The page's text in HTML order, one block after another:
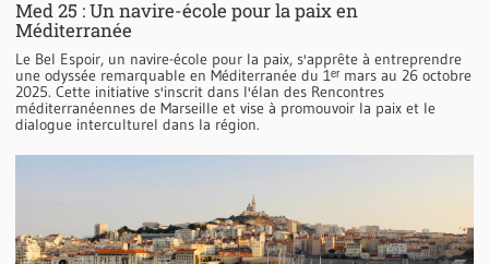
Med 25 : Un navire-école pour la paix en
Méditerranée
Le Bel Espoir, un navire-école pour la paix, s'apprête à entreprendre
une odyssée remarquable en Méditerranée du 1ᵉʳ mars au 26 octobre
2025. Cette initiative s'inscrit dans l'élan des Rencontres
méditerranéennes de Marseille et vise à promouvoir la paix et le
dialogue interculturel dans la région.